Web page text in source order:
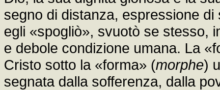
segno di distanza, espressione
egli «spogliò», svuotò se stesso,
e debole condizione umana. La
Cristo sotto la «forma» (morphe)
segnata dalla sofferenza, dalla